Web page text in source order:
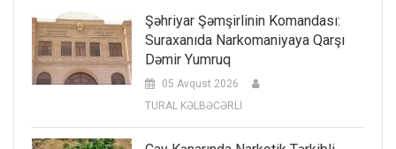
Şəhriyar Şəmşirlinin Komandası:
Suraxanıda Narkomaniyaya Qarşı
Dəmir Yumruq
05 Avqust 2026
TURAL KƏLBƏCƏRLİ